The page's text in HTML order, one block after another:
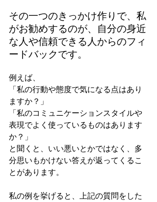
その一つのきっかけ作りで、私
がお勧めするのが、自分の身近
な人や信頼できる人からのフィ
ードバックです。
例えば、
「私の行動や態度で気になる点はあり
ますか？」
「私のコミュニケーションスタイルや
表現でよく使っているものはあります
か？」
と聞くと、いい悪いとかではなく、多
分思いもかけない答えが返ってくるこ
とがあります。
私の例を挙げると、上記の質問をした